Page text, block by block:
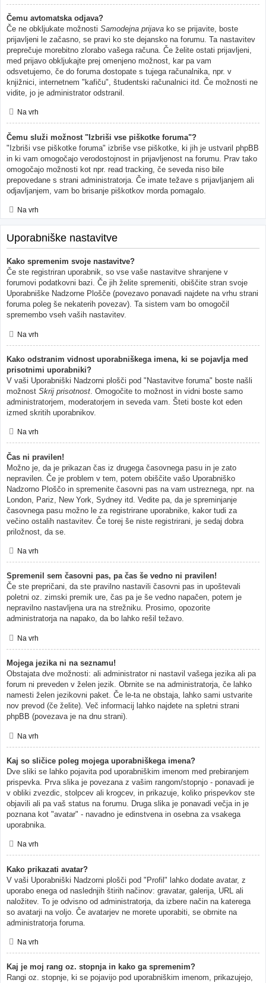
Čemu avtomatska odjava?
Če ne obkljukate možnosti Samodejna prijava ko se prijavite, boste
prijavljeni le začasno, se pravi ko ste dejansko na forumu. Ta nastavitev
preprečuje morebitno zlorabo vašega računa. Če želite ostati prijavljeni,
med prijavo obkljukajte prej omenjeno možnost, kar pa vam
odsvetujemo, če do foruma dostopate s tujega računalnika, npr. v
knjižnici, internetnem "kafiču", študentski računalnici itd. Če možnosti ne
vidite, jo je administrator odstranil.
Na vrh
Čemu služi možnost "Izbriši vse piškotke foruma"?
"Izbriši vse piškotke foruma" izbriše vse piškotke, ki jih je ustvaril phpBB
in ki vam omogočajo verodostojnost in prijavljenost na forumu. Prav tako
omogočajo možnosti kot npr. read tracking, če seveda niso bile
prepovedane s strani administratorja. Če imate težave s prijavljanjem ali
odjavljanjem, vam bo brisanje piškotkov morda pomagalo.
Na vrh
Uporabniške nastavitve
Kako spremenim svoje nastavitve?
Če ste registriran uporabnik, so vse vaše nastavitve shranjene v
forumovi podatkovni bazi. Če jih želite spremeniti, obiščite stran svoje
Uporabniške Nadzorne Plošče (povezavo ponavadi najdete na vrhu strani
foruma poleg še nekaterih povezav). Ta sistem vam bo omogočil
spremembo vseh vaših nastavitev.
Na vrh
Kako odstranim vidnost uporabniškega imena, ki se pojavlja med
prisotnimi uporabniki?
V vaši Uporabniški Nadzorni plošči pod "Nastavitve foruma" boste našli
možnost Skrij prisotnost . Omogočite to možnost in vidni boste samo
administratorjem, moderatorjem in seveda vam. Šteti boste kot eden
izmed skritih uporabnikov.
Na vrh
Čas ni pravilen!
Možno je, da je prikazan čas iz drugega časovnega pasu in je zato
nepravilen. Če je problem v tem, potem obiščite vašo Uporabniško
Nadzorno Ploščo in spremenite časovni pas na vam ustreznega, npr. na
London, Pariz, New York, Sydney itd. Vedite pa, da je spreminjanje
časovnega pasu možno le za registrirane uporabnike, kakor tudi za
večino ostalih nastavitev. Če torej še niste registrirani, je sedaj dobra
priložnost, da se.
Na vrh
Spremenil sem časovni pas, pa čas še vedno ni pravilen!
Če ste prepričani, da ste pravilno nastavili časovni pas in upoštevali
poletni oz. zimski premik ure, čas pa je še vedno napačen, potem je
nepravilno nastavljena ura na strežniku. Prosimo, opozorite
administratorja na napako, da bo lahko rešil težavo.
Na vrh
Mojega jezika ni na seznamu!
Obstajata dve možnosti: ali administrator ni nastavil vašega jezika ali pa
forum ni preveden v želen jezik. Obrnite se na administratorja, če lahko
namesti želen jezikovni paket. Če le-ta ne obstaja, lahko sami ustvarite
nov prevod (če želite). Več informacij lahko najdete na spletni strani
phpBB (povezava je na dnu strani).
Na vrh
Kaj so sličice poleg mojega uporabniškega imena?
Dve sliki se lahko pojavita pod uporabniškim imenom med prebiranjem
prispevka. Prva slika je povezana z vašim rangom/stopnjo - ponavadi je
v obliki zvezdic, stolpcev ali krogcev, in prikazuje, koliko prispevkov ste
objavili ali pa vaš status na forumu. Druga slika je ponavadi večja in je
poznana kot "avatar" - navadno je edinstvena in osebna za vsakega
uporabnika.
Na vrh
Kako prikazati avatar?
V vaši Uporabniški Nadzorni plošči pod "Profil" lahko dodate avatar, z
uporabo enega od naslednjih štirih načinov: gravatar, galerija, URL ali
naložitev. To je odvisno od administratorja, da izbere način na katerega
so avatarji na voljo. Če avatarjev ne morete uporabiti, se obrnite na
administratorja foruma.
Na vrh
Kaj je moj rang oz. stopnja in kako ga spremenim?
Rangi oz. stopnje, ki se pojavijo pod uporabniškim imenom, prikazujejo,